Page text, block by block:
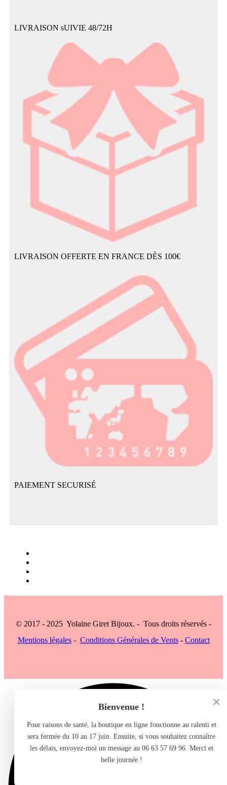
LIVRAISON sUIVIE 48/72H
LIVRAISON OFFERTE EN FRANCE DÈS 100€
PAIEMENT SECURISÉ
© 2017 - 2025 Yolaine Giret Bijoux. - Tous droits réservés -
Mentions légales- Conditions Générales de Vents- Contact
×
Bienvenue !
Pour raisons de santé, la boutique en ligne fonctionne au ralenti et
sera fermée du 10 au 17 juin. Ensuite, si vous souhaitez connaître
les délais, envoyez-moi un message au 06 63 57 69 96. Merci et
belle journée !